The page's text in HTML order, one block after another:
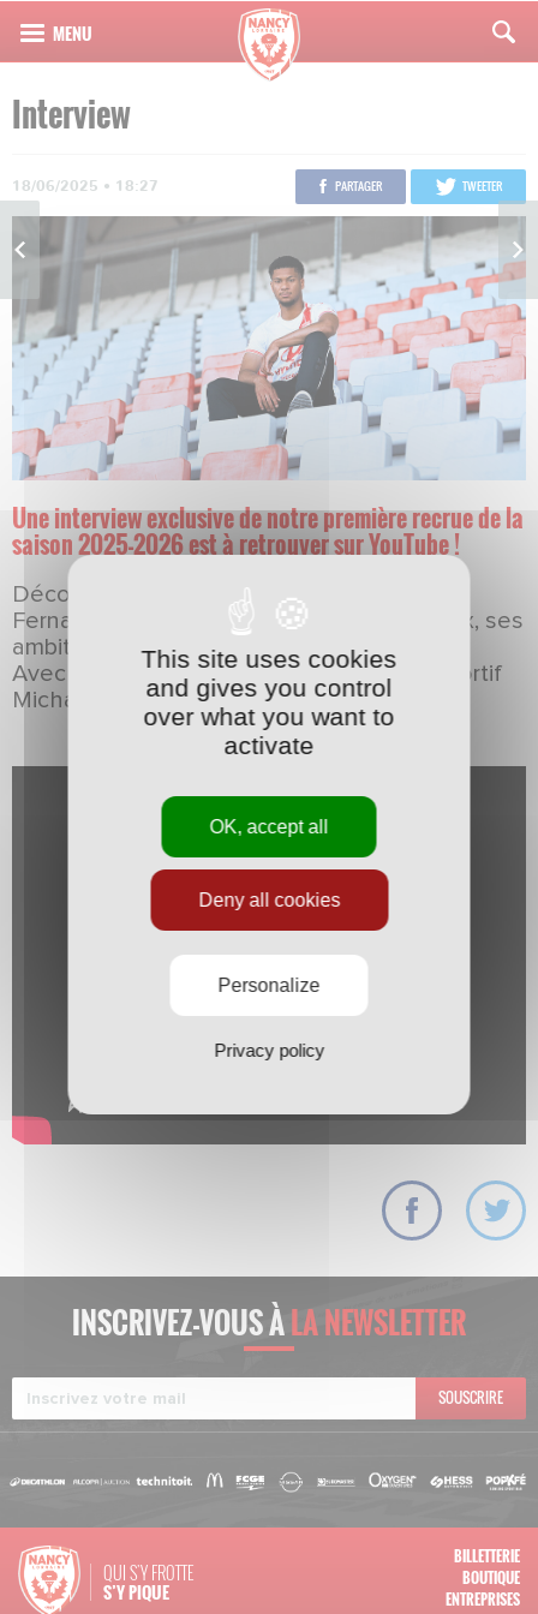
Interview
18/06/2025 • 18:27 PARTAGER TWEETER
Une interview exclusive de notre première recrue de la
saison 2025-2026 est à retrouver sur YouTube !
Découvrez en un peu plus sur Nehemiah
Fernandez : son parcours, son style de jeux, ses
ambitions ...
Avec la participation de notre directeur sportif
Michaël Chrétien.
INSCRIVEZ-VOUS ÀLA NEWSLETTER
SOUSCRIRE
QUI S'Y FROTTE
S’Y PIQUE
BILLETTERIE
BOUTIQUE
ENTREPRISES
This site uses cookies
and gives you control
over what you want to
activate
OK, accept all
Deny all cookies
Personalize
Privacy policy